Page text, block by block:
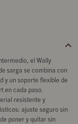
el Wally
sarga se combina con
y un soporte flexible de
en cada paso.
resistente y
ajuste seguro sin
poner y quitar sin